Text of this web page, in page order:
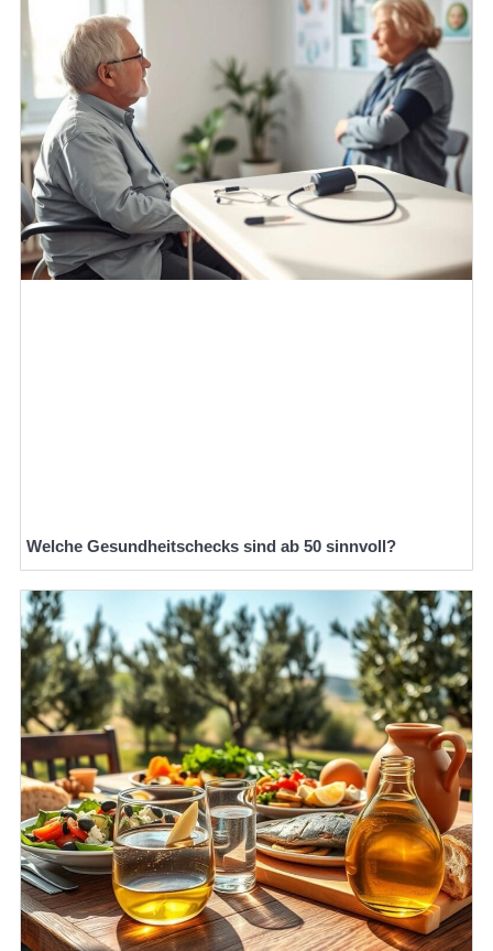
Welche Gesundheitschecks sind ab 50 sinnvoll?